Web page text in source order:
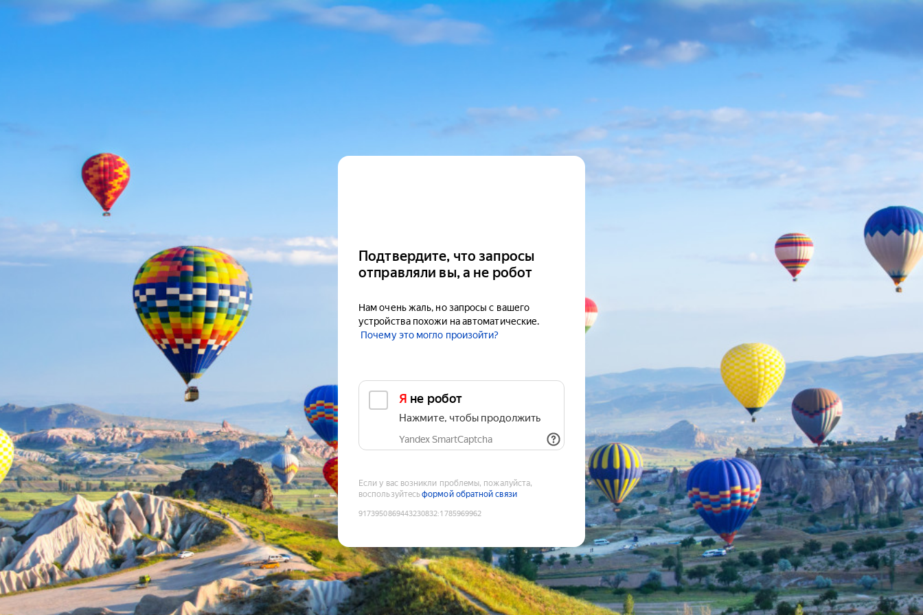
Подтвердите, что запросы
отправляли вы, а не робот
Нам очень жаль, но запросы с вашего
устройства похожи на автоматические.
Почему это могло произойти?
Я не робот
Нажмите, чтобы продолжить
Yandex SmartCaptcha
Если у вас возникли проблемы, пожалуйста,
воспользуйтесьформой обратной связи
9173950869443230832:1785969962